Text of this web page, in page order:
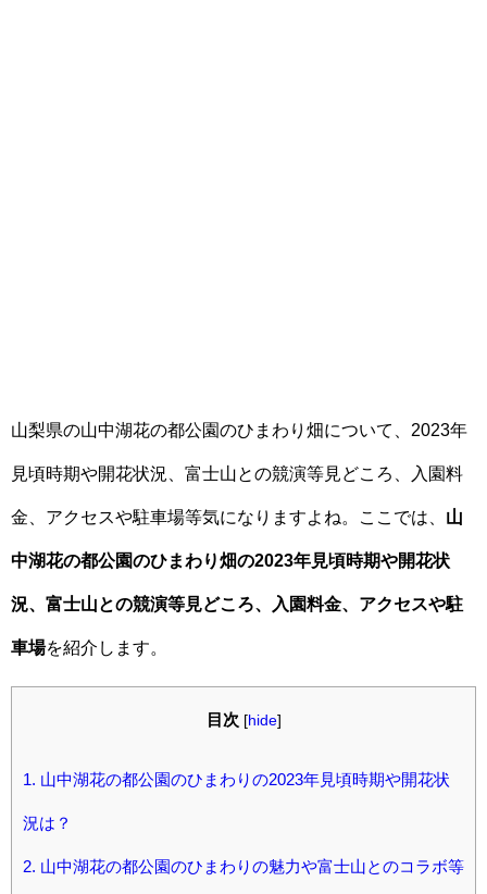
山梨県の山中湖花の都公園のひまわり畑について、2023年
見頃時期や開花状況、富士山との競演等見どころ、入園料
金、アクセスや駐車場等気になりますよね。ここでは、 山
中湖花の都公園のひまわり畑の2023年見頃時期や開花状
況、富士山との競演等見どころ、入園料金、アクセスや駐
車場を紹介します。
目次 [hide]
1. 山中湖花の都公園のひまわりの2023年見頃時期や開花状
況は？
2. 山中湖花の都公園のひまわりの魅力や富士山とのコラボ等